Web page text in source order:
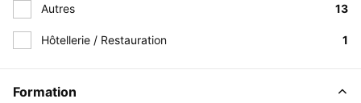
Autres 13
Hôtellerie / Restauration 1
Formation